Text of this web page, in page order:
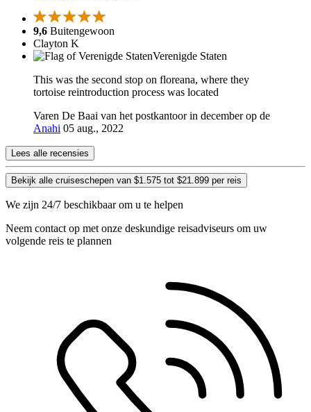
9,6 Buitengewoon
Clayton K
Verenigde Staten
This was the second stop on floreana, where they
tortoise reintroduction process was located
Varen De Baai van het postkantoor in december op de
Anahi 05 aug., 2022
Lees alle recensies
Bekijk alle cruiseschepen van $1.575 tot $21.899 per reis
We zijn 24/7 beschikbaar om u te helpen
Neem contact op met onze deskundige reisadviseurs om uw
volgende reis te plannen